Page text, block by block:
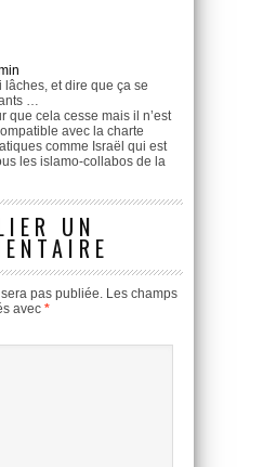
lâches, et dire que ça se
…
que cela cesse mais il n’est
avec la charte
comme Israël qui est
les islamo-collabos de la
UN
pas publiée. Les champs
avec *